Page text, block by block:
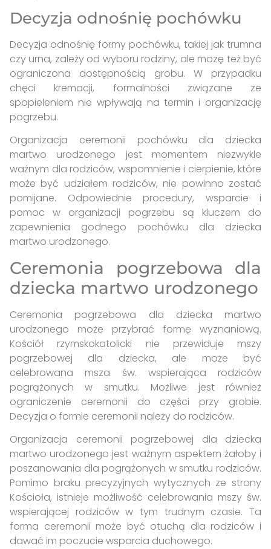
Decyzja odnośnię pochówku
Decyzja odnośnię formy pochówku, takiej jak trumna
czy urna, zależy od wyboru rodziny, ale mozę też być
ograniczona dostępnością grobu. W przypadku
chęci kremacji, formalności związane ze
spopieleniem nie wpływają na termin i organizację
pogrzebu.
Organizacja ceremonii pochówku dla dziecka
martwo urodzonego jest momentem niezwykle
ważnym dla rodziców, wspomnienie i cierpienie, które
może być udziałem rodziców, nie powinno zostać
pomijane. Odpowiednie procedury, wsparcie i
pomoc w organizacji pogrzebu są kluczem do
zapewnienia godnego pochówku dla dziecka
martwo urodzonego.
Ceremonia pogrzebowa dla
dziecka martwo urodzonego
Ceremonia pogrzebowa dla dziecka martwo
urodzonego może przybrać formę wyznaniową.
Kościół rzymskokatolicki nie przewiduje mszy
pogrzebowej dla dziecka, ale może być
celebrowana msza św. wspierająca rodziców
pogrążonych w smutku. Możliwe jest również
ograniczenie ceremonii do części przy grobie.
Decyzja o formie ceremonii należy do rodziców.
Organizacja ceremonii pogrzebowej dla dziecka
martwo urodzonego jest ważnym aspektem żałoby i
poszanowania dla pogrążonych w smutku rodziców.
Pomimo braku precyzyjnych wytycznych ze strony
Kościoła, istnieje możliwość celebrowania mszy św.
wspierającej rodziców w tym trudnym czasie. Ta
forma ceremonii może być otuchą dla rodziców i
dawać im poczucie wsparcia duchowego.